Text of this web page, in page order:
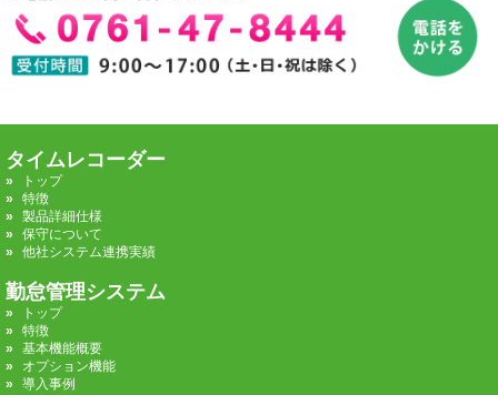
タイムレコーダー
トップ
特徴
製品詳細仕様
保守について
他社システム連携実績
勤怠管理システム
トップ
特徴
基本機能概要
オプション機能
導入事例